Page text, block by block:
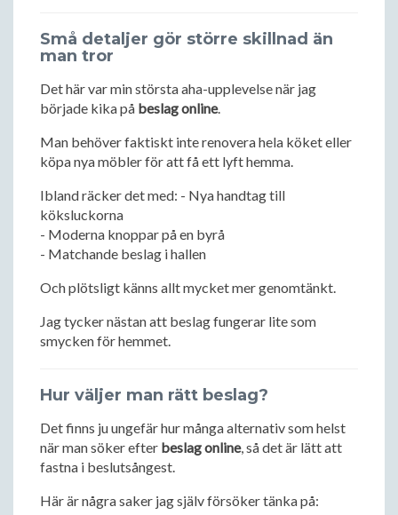
Små detaljer gör större skillnad än
man tror
Det här var min största aha-upplevelse när jag
började kika på beslag online.
Man behöver faktiskt inte renovera hela köket eller
köpa nya möbler för att få ett lyft hemma.
Ibland räcker det med: - Nya handtag till
köksluckorna
- Moderna knoppar på en byrå
- Matchande beslag i hallen
Och plötsligt känns allt mycket mer genomtänkt.
Jag tycker nästan att beslag fungerar lite som
smycken för hemmet.
Hur väljer man rätt beslag?
Det finns ju ungefär hur många alternativ som helst
när man söker efter beslag online, så det är lätt att
fastna i beslutsångest.
Här är några saker jag själv försöker tänka på: